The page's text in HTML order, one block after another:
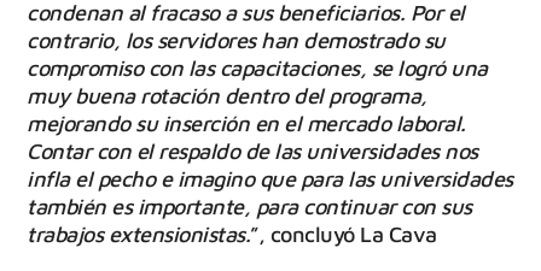
condenan al fracaso a sus beneficiarios. Por el
contrario, los servidores han demostrado su
compromiso con las capacitaciones, se logró una
muy buena rotación dentro del programa,
mejorando su inserción en el mercado laboral.
Contar con el respaldo de las universidades nos
infla el pecho e imagino que para las universidades
también es importante, para continuar con sus
trabajos extensionistas.”, concluyó La Cava